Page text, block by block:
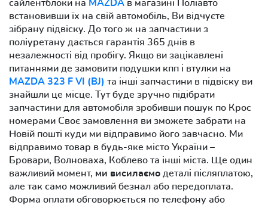
сайлентблоки на MAZDA в магазині Поліавто
встановивши їх на свій автомобіль, Ви відчуєте
зібрану підвіску. До того ж на запчастини з
поліуретану дається гарантія 365 днів в
незалежності від пробігу. Якщо ви зацікавлені
питаннями де замовити подушки кпп і втулки на
MAZDA 323 F VI (BJ) та інші запчастини в підвіску ви
знайшли це місце. Тут буде зручно підібрати
запчастини для автомобіля зробивши пошук по Крос
номерами Своє замовлення ви зможете забрати на
Новій пошті куди ми відправимо його завчасно. Ми
відправимо товар в будь-яке місто України –
Бровари, Волноваха, Коблево та інші міста. Ще один
важливий момент, ми висилаємо деталі післяплатою,
але так само можливий безнал або передоплата.
Форма оплати обговорюється по телефону або